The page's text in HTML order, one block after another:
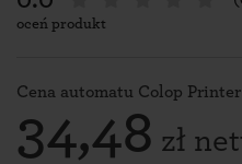
oceń produkt
Cena automatu Colop Printer
34,48 zł